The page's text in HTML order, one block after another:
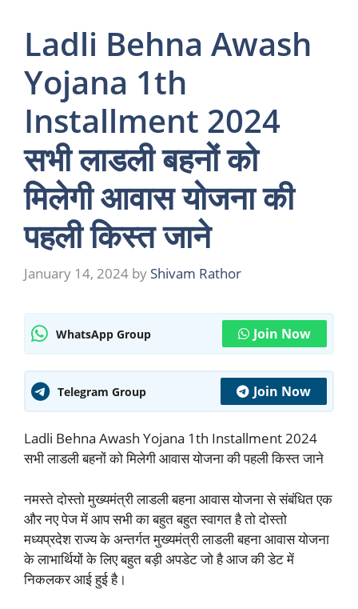
Ladli Behna Awash
Yojana 1th
Installment 2024
सभी लाडली बहनों को
मिलेगी आवास योजना की
पहली किस्त जाने
January 14, 2024 by Shivam Rathor
WhatsApp Group Join Now
Telegram Group Join Now
Ladli Behna Awash Yojana 1th Installment 2024
सभी लाडली बहनों को मिलेगी आवास योजना की पहली किस्त जाने
नमस्ते दोस्तो मुख्यमंत्री लाडली बहना आवास योजना से संबंधित एक
और नए पेज में आप सभी का बहुत बहुत स्वागत है तो दोस्तो
मध्यप्रदेश राज्य के अन्तर्गत मुख्यमंत्री लाडली बहना आवास योजना
के लाभार्थियों के लिए बहुत बड़ी अपडेट जो है आज की डेट में
निकलकर आई हुई है।